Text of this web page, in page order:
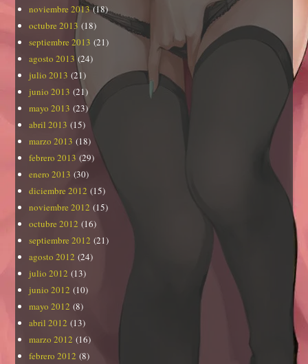
noviembre 2013(18)
octubre 2013 (18)
septiembre 2013 (21)
agosto 2013(24)
julio 2013 (21)
junio 2013 (21)
mayo 2013 (23)
abril 2013 (15)
marzo 2013 (18)
febrero 2013 (29)
enero 2013 (30)
diciembre 2012 (15)
noviembre 2012 (15)
octubre 2012 (16)
septiembre 2012 (21)
agosto 2012 (24)
julio 2012 (13)
junio 2012 (10)
mayo 2012 (8)
abril 2012 (13)
marzo 2012 (16)
febrero 2012 (8)